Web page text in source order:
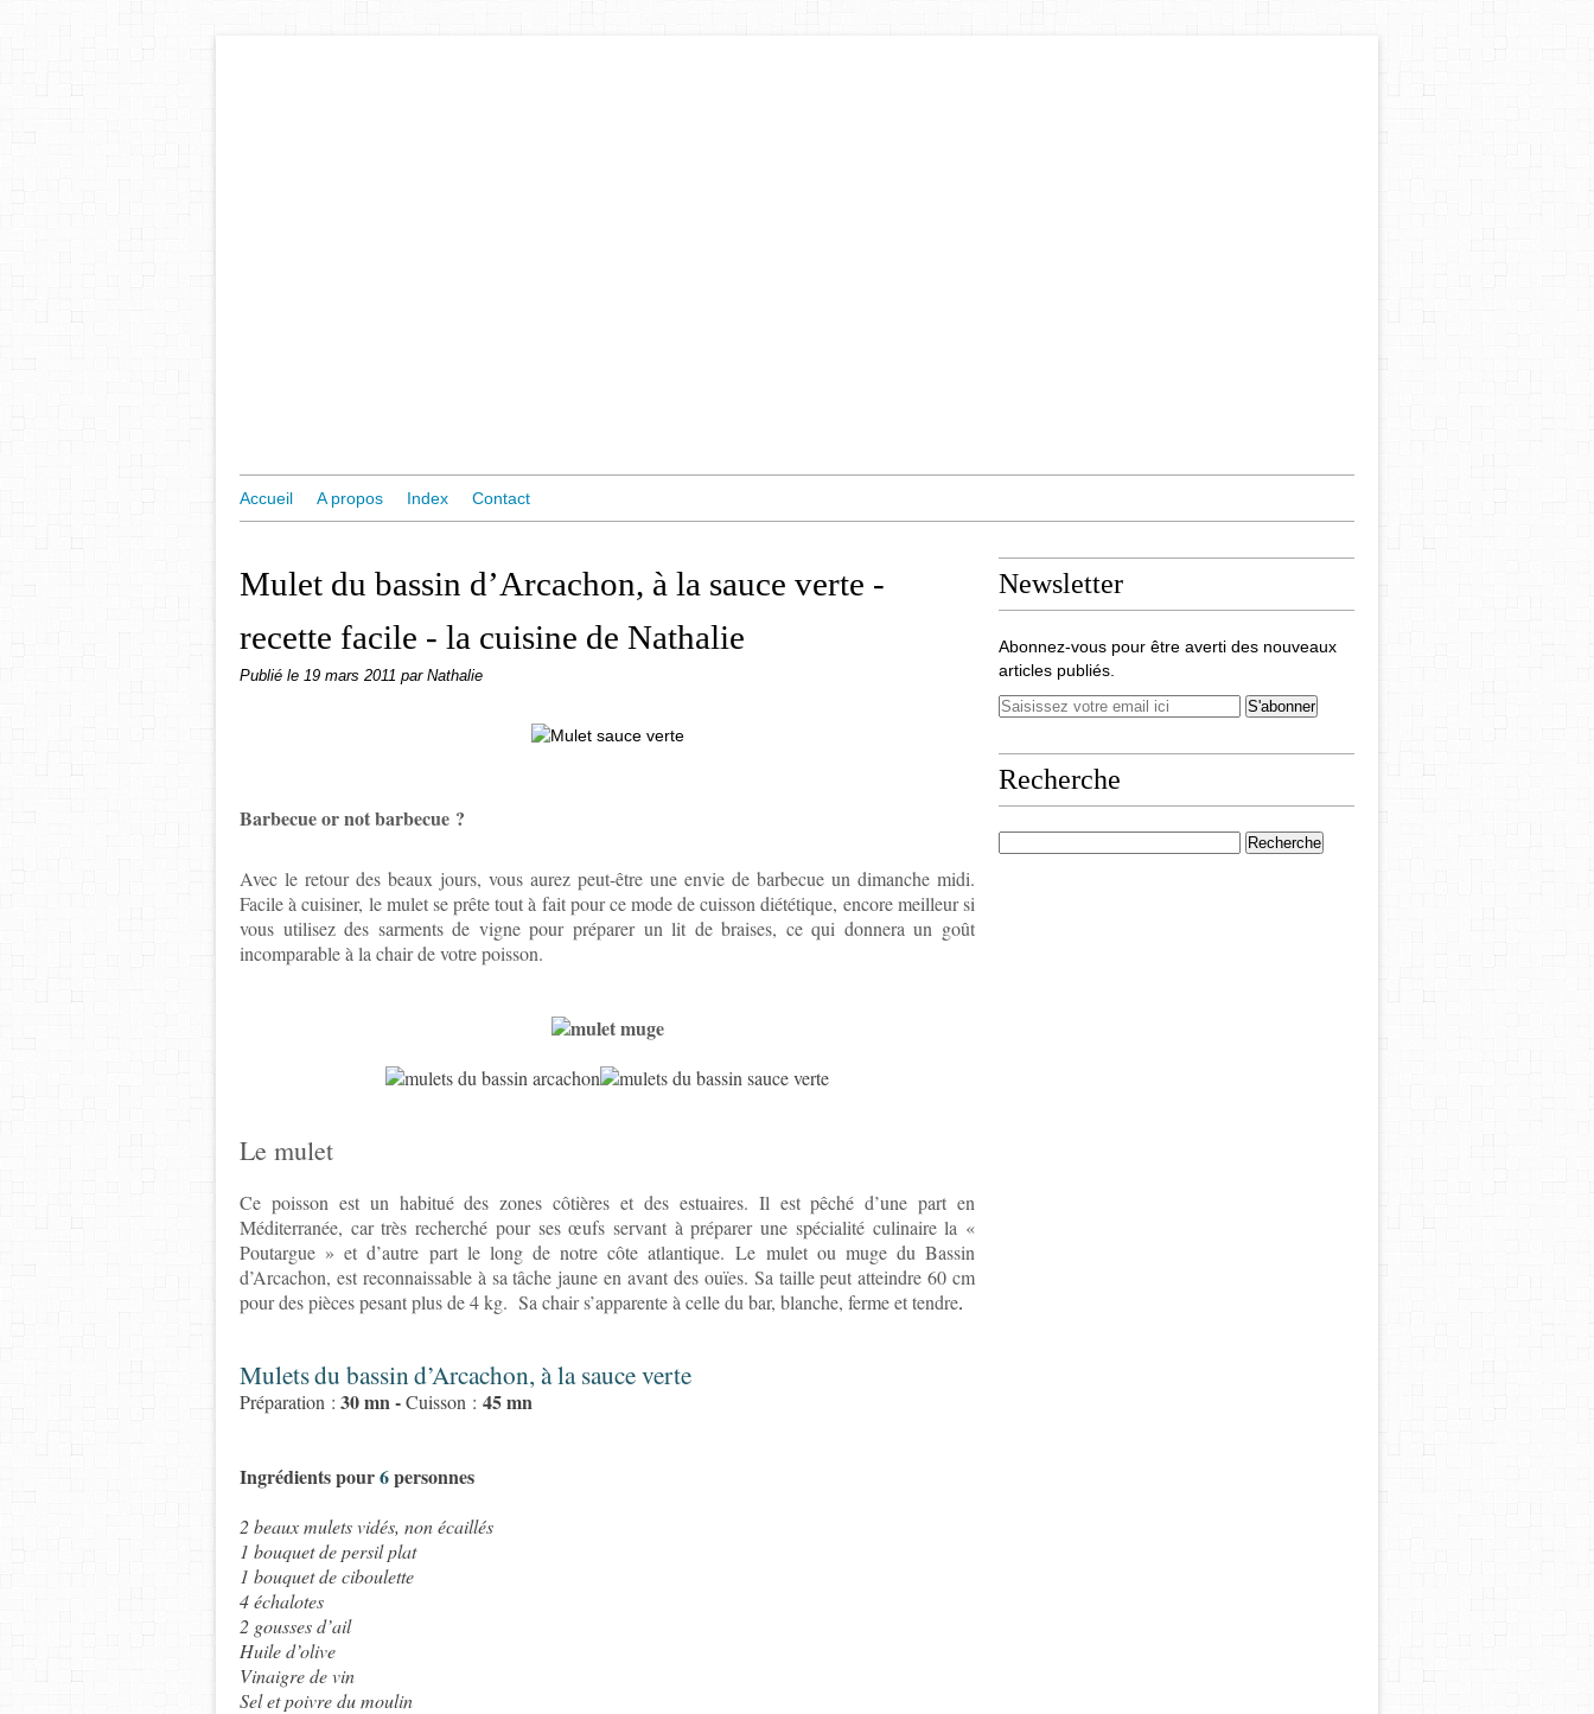
Accueil A propos Index Contact
Mulet du bassin d’Arcachon, à la sauce verte -
recette facile - la cuisine de Nathalie
Publié le 19 mars 2011 par Nathalie
Barbecue or not barbecue ?
Avec le retour des beaux jours, vous aurez peut-être une envie de barbecue un dimanche midi.
Facile à cuisiner, le mulet se prête tout à fait pour ce mode de cuisson diététique, encore meilleur si
vous utilisez des sarments de vigne pour préparer un lit de braises, ce qui donnera un goût
incomparable à la chair de votre poisson.
Le mulet
Ce poisson est un habitué des zones côtières et des estuaires. Il est pêché d’une part en
Méditerranée, car très recherché pour ses œufs servant à préparer une spécialité culinaire la «
Poutargue » et d’autre part le long de notre côte atlantique.Le mulet ou muge du Bassin
d’Arcachon, est reconnaissable à sa tâche jaune en avant des ouïes. Sa taille peut atteindre 60 cm
pour des pièces pesant plus de 4 kg. Sa chair s’apparente à celle du bar, blanche, ferme et tendre.
Muletsdu bassind’Arcachon, à la sauce verte
Préparation : 30 mn -Cuisson : 45 mn
Ingrédients pour6personnes
2 beaux mulets vidés, non écaillés
1 bouquet de persil plat
1 bouquet de ciboulette
4 échalotes
2 gousses d’ail
Huile d’olive
Vinaigre de vin
Sel et poivre du moulin
Newsletter
Abonnez-vous pour être averti des nouveaux
articles publiés.
Recherche